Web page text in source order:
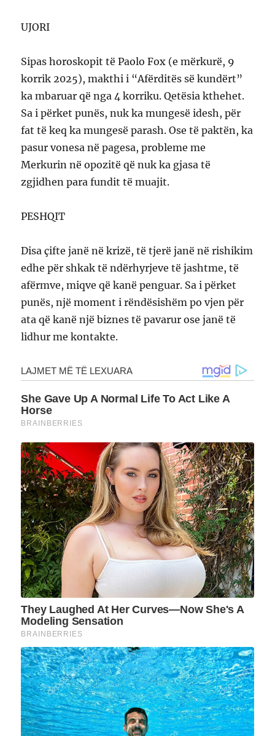
UJORI
Sipas horoskopit të Paolo Fox (e mërkurë, 9
korrik 2025), makthi i “Afërditës së kundërt”
ka mbaruar që nga 4 korriku. Qetësia kthehet.
Sa i përket punës, nuk ka mungesë idesh, për
fat të keq ka mungesë parash. Ose të paktën, ka
pasur vonesa në pagesa, probleme me
Merkurin në opozitë që nuk ka gjasa të
zgjidhen para fundit të muajit.
PESHQIT
Disa çifte janë në krizë, të tjerë janë në rishikim
edhe për shkak të ndërhyrjeve të jashtme, të
afërmve, miqve që kanë penguar. Sa i përket
punës, një moment i rëndësishëm po vjen për
ata që kanë një biznes të pavarur ose janë të
lidhur me kontakte.